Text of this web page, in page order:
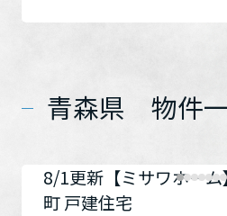
青森県 物件
8/1更新【ミサワホー
町 戸建住宅